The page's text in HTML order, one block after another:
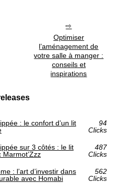
Optimiser
l’aménagement de
votre salle à manger :
conseils et
inspirations
: le confort d’un lit
94
Clicks
sur 3 côtés : le lit
487
Clicks
: l’art d’investir dans
avec Homabi
562
Clicks